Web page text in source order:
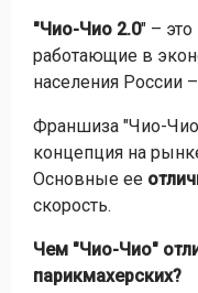
"Чио-Чио 2.0" –
работающие в
населения России
Франшиза "Чио-
концепция на
Основные ее
скорость.
Чем "Чио-Чио"
парикмахерских?